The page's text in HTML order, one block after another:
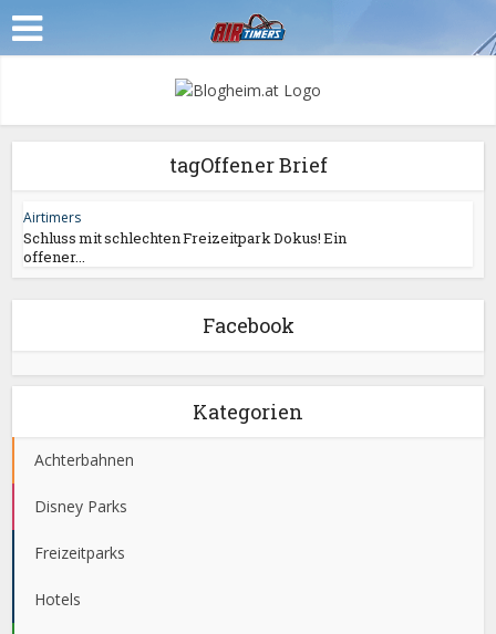
tagOffener Brief
Airtimers
Schluss mit schlechten Freizeitpark Dokus! Ein
offener...
Facebook
Kategorien
Achterbahnen
Disney Parks
Freizeitparks
Hotels